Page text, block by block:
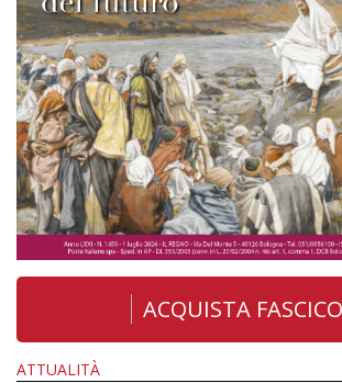
ACQUISTA
ATTUALITÀ